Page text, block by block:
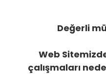
Değerli
Web
çalışmaları